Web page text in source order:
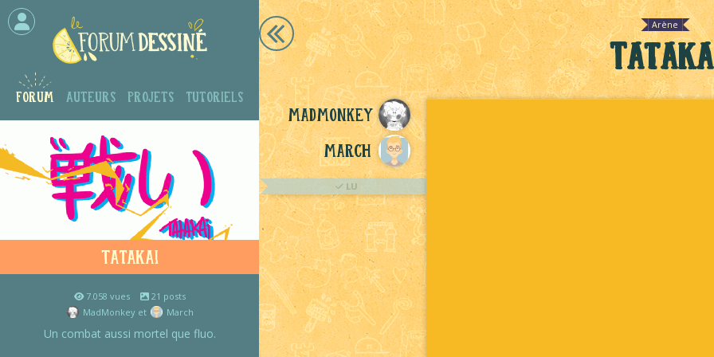
Forum Auteurs Projets Tutoriels
Tatakai
7.058 vues
21 posts
MadMonkey et
March
Un combat aussi mortel que fluo.
Arène
MadMonkey
March
LU